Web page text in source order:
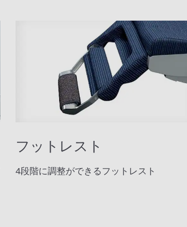
フットレスト
4段階に調整ができるフットレスト